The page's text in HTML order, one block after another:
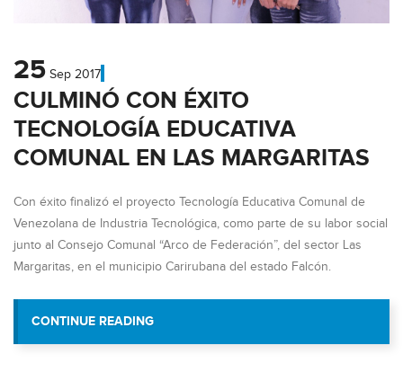
25 Sep 2017
CULMINÓ CON ÉXITO
TECNOLOGÍA EDUCATIVA
COMUNAL EN LAS MARGARITAS
Con éxito finalizó el proyecto Tecnología Educativa Comunal de
Venezolana de Industria Tecnológica, como parte de su labor social
junto al Consejo Comunal “Arco de Federación”, del sector Las
Margaritas, en el municipio Carirubana del estado Falcón.
CONTINUE READING